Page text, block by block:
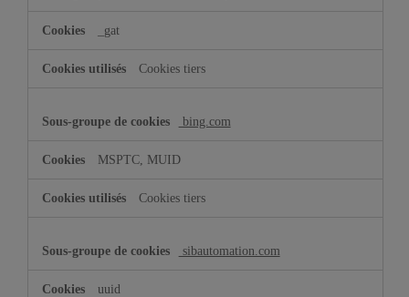
_gat
Cookies tiers
bing.com
MSPTC, MUID
Cookies tiers
sibautomation.com
uuid